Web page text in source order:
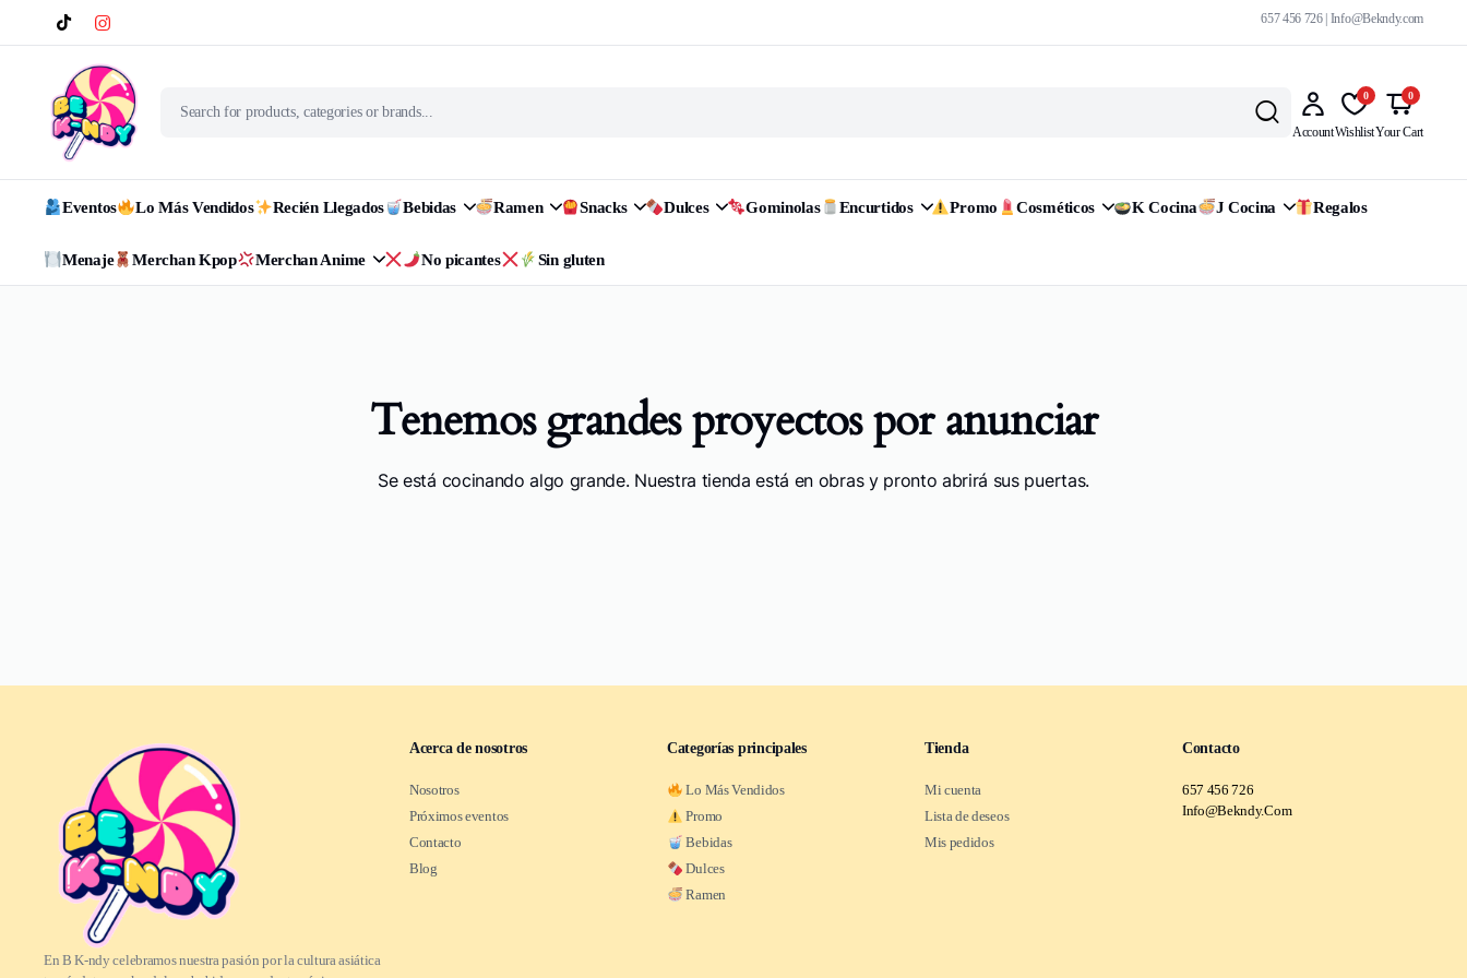
657 456 726 | Info@Bekndy.com
Account
0
Wishlist
0
Your Cart
Eventos Lo Más Vendidos Recién Llegados Bebidas Ramen Snacks Dulces Gominolas Encurtidos Promo Cosméticos K Cocina J Cocina Regalos
Menaje Merchan Kpop Merchan Anime No picantes Sin gluten
Tenemos grandes proyectos por anunciar
Se está cocinando algo grande. Nuestra tienda está en obras y pronto abrirá sus puertas.
En B K-ndy celebramos nuestra pasión por la cultura asiática
Acerca de nosotros
Nosotros
Próximos eventos
Contacto
Blog
Categorías principales
Lo Más Vendidos
Promo
Bebidas
Dulces
Ramen
Tienda
Mi cuenta
Lista de deseos
Mis pedidos
Contacto
657 456 726
Info@Bekndy.Com